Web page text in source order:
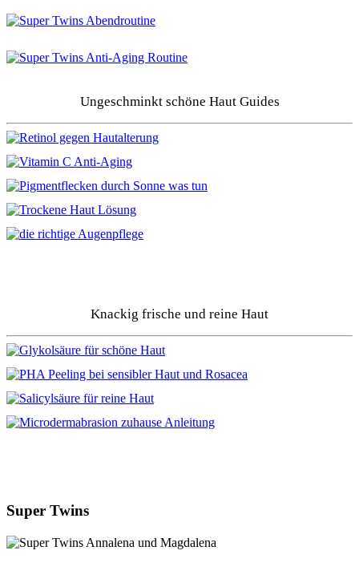
Ungeschminkt schöne Haut Guides
Knackig frische und reine Haut
Super Twins